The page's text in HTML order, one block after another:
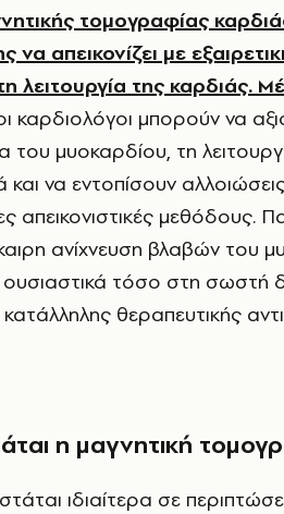
τομογραφίας
να απεικονίζει με
λειτουργία της καρδιάς.
καρδιολόγοι μπορούν να
του μυοκαρδίου, τη
να εντοπίσουν
απεικονιστικές μεθόδους.
ανίχνευση βλαβών του
τόσο στη σωστή
θεραπευτικής
η μαγνητική
ιδιαίτερα σε